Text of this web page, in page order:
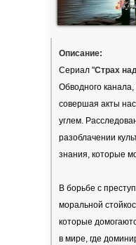
Описание:
Сериал "Страх
Обводного
совершая акты
углем.
разоблачении
знания, которые
В борьбе с
моральной
которые
в мире, где